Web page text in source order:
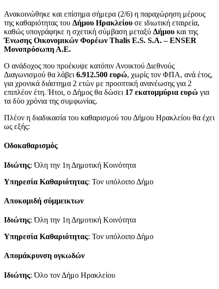
Ανακοινώθηκε και επίσημα σήμερα (2/6) η παραχώρηση μέρους
της καθαριότητας του Δήμου Ηρακλείου σε ιδιωτική εταιρεία,
καθώς υπογράφηκε η σχετική σύμβαση μεταξύ Δήμου και της
Ένωσης Οικονομικών Φορέων Thalis E.S. S.A. – ENSER
Μονοπρόσωπη Α.Ε.
Ο ανάδοχος που προέκυψε κατόπιν Ανοικτού Διεθνούς
Διαγωνισμού θα λάβει 6.912.500 ευρώ, χωρίς τον ΦΠΑ, ανά έτος,
για χρονικά διάστημα 2 ετών με προοπτική ανανέωσης για 2
επιπλέον έτη. Ήτοι, ο Δήμος θα δώσει 17 εκατομμύρια ευρώ για
τα δύο χρόνια της συμφωνίας.
Πλέον η διαδικασία του καθαρισμού του Δήμου Ηρακλείου θα έχει
ως εξής:
Οδοκαθαρισμός
Ιδιώτης: Όλη την 1η Δημοτική Κοινότητα
Υπηρεσία Καθαριότητας: Τον υπόλοιπο Δήμο
Αποκομιδή σύμμεικτων
Ιδιώτης: Όλη την 1η Δημοτική Κοινότητα
Υπηρεσία Καθαριότητας: Τον υπόλοιπο Δήμο
Απομάκρυνση ογκωδών
Ιδιώτης: Όλο τον Δήμο Ηρακλείου